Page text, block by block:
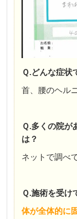
Ｑ.どんな症状
首、腰のヘル
Ｑ.多くの院が
は？
ネットで調べ
Ｑ.施術を受け
体が全体的に